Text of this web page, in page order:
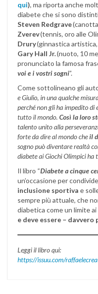
qui), ma riporta anche
diabete che si sono
Steven Redgrave
Zverev(tennis, oro alle
Drury(ginnastica artistica,
Gary Hall Jr.(nuoto, 10
pronunciato la famosa
voi e i vostri sogni”.
Come sottolineano gli
e Giulio, in una qualche
perché non gli ha impedito di
tutto il mondo. Così la loro
talento unito alla
forte da dire al mondo cheil
sogno può diventare realtà
diabete ai Giochi Olimpici ha
Il libro “Diabete a cinque
un’occasione per
inclusione sportiva e
sempre più attuale, che
diabetica come un limite
e deve essere –
Leggi il libro qui:
https://issuu.com/